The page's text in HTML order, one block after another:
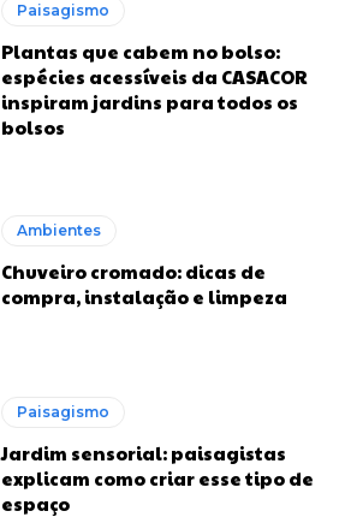
Paisagismo
Plantas que cabem no bolso:
espécies acessíveis da CASACOR
inspiram jardins para todos os
bolsos
Ambientes
Chuveiro cromado: dicas de
compra, instalação e limpeza
Paisagismo
Jardim sensorial: paisagistas
explicam como criar esse tipo de
espaço